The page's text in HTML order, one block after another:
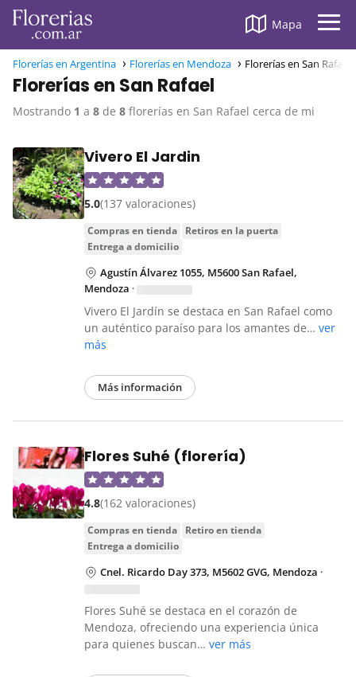
Mapa
Florerías en Argentina Florerías en Mendoza Florerías en San Rafael
Florerías en San Rafael
Mostrando 1 a 8 de 8 florerías en San Rafael cerca de mi
Vivero El Jardin
5.0(137 valoraciones)
compras en tienda
retiros en la puerta
entrega a domicilio
Agustín Álvarez 1055, M5600 San Rafael,
Mendoza ·
Vivero El Jardín se destaca en San Rafael como
un auténtico paraíso para los amantes de… ver
más
Más información
Flores Suhé (florería)
4.8(162 valoraciones)
compras en tienda
retiro en tienda
entrega a domicilio
Cnel. Ricardo Day 373, M5602 GVG, Mendoza ·
Flores Suhé se destaca en el corazón de
Mendoza, ofreciendo una experiencia única
para quienes buscan… ver más